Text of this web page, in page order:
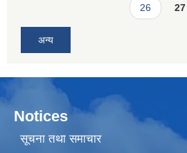
26 27
अन्य
Notices
सूचना तथा समाचार